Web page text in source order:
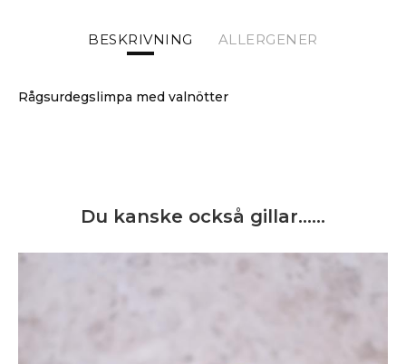
BESKRIVNING ALLERGENER
Rågsurdegslimpa med valnötter
Du kanske också gillar……